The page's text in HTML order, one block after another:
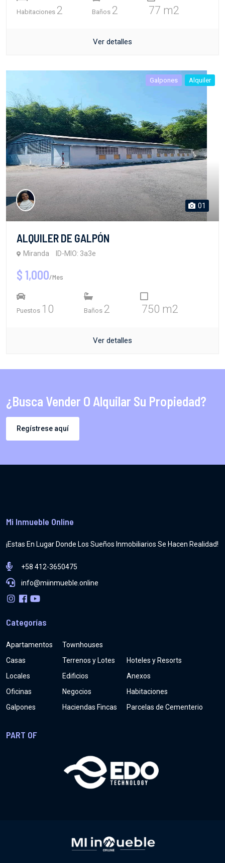
Habitaciones 2 Baños 2 77 m2
Ver detalles
Galpones Alquiler
01
ALQUILER DE GALPÓN
Miranda ID-MIO: 3a3e
$ 1,000/Mes
Puestos 10 Baños 2 750 m2
Ver detalles
¿Busca Vender O Alquilar Su Propiedad?
Regístrese aquí
Mi Inmueble Online
¡Estas En Lugar Donde Los Sueños Inmobiliarios Se Hacen Realidad!
+58 412-3650475
info@miinmueble.online
Categorías
Apartamentos
Casas
Locales
Oficinas
Galpones
Townhouses
Terrenos y Lotes
Edificios
Negocios
Haciendas Fincas
Hoteles y Resorts
Anexos
Habitaciones
Parcelas de Cementerio
PART OF